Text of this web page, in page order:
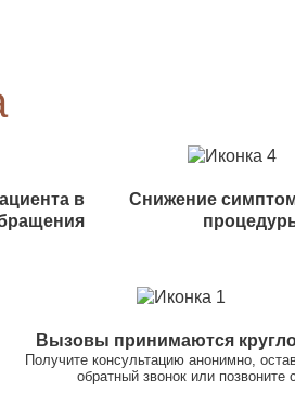
в
Снижение
Вызовы принимаются
Получите консультацию анонимно,
обратный звонок или позвоните